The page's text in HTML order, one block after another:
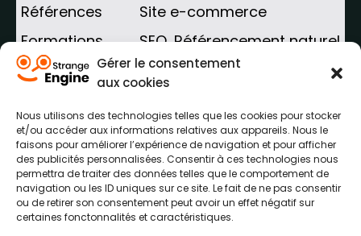
Gérer le consentement
aux cookies
Nous utilisons des technologies telles que les cookies pour stocker
et/ou accéder aux informations relatives aux appareils. Nous le
faisons pour améliorer l’expérience de navigation et pour afficher
des publicités personnalisées. Consentir à ces technologies nous
permettra de traiter des données telles que le comportement de
navigation ou les ID uniques sur ce site. Le fait de ne pas consentir
ou de retirer son consentement peut avoir un effet négatif sur
certaines fonctonnalités et caractéristiques.
Références
Formations
Blog
Site e-commerce
SEO, Référencement naturel
SEA, Référencement payant
AGENCE WEB HAUTS-DE-FRANCE
Agence web Arras
Agence web Lens
Agence web Béthune